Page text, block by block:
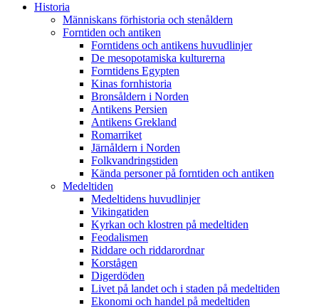
Historia
Människans förhistoria och stenåldern
Forntiden och antiken
Forntidens och antikens huvudlinjer
De mesopotamiska kulturerna
Forntidens Egypten
Kinas fornhistoria
Bronsåldern i Norden
Antikens Persien
Antikens Grekland
Romarriket
Järnåldern i Norden
Folkvandringstiden
Kända personer på forntiden och antiken
Medeltiden
Medeltidens huvudlinjer
Vikingatiden
Kyrkan och klostren på medeltiden
Feodalismen
Riddare och riddarordnar
Korstågen
Digerdöden
Livet på landet och i staden på medeltiden
Ekonomi och handel på medeltiden